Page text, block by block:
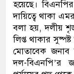
হয়েছে।
দায়িত্বে থাকা
বলা হয়, দলীয়
লিপ্ত থাকার
মোতাবেক জনাব
দল-বিএনপি’র